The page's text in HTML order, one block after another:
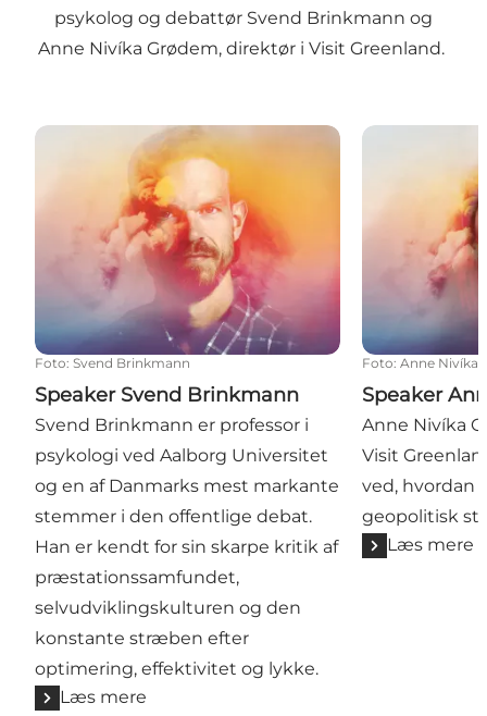
psykolog og debattør Svend Brinkmann og
Anne Nivíka Grødem, direktør i Visit Greenland.
Speaker Svend Brinkmann
Foto: Svend Brinkmann
Speaker Svend Brinkmann
Svend Brinkmann er professor i
psykologi ved Aalborg Universitet
og en af Danmarks mest markante
stemmer i den offentlige debat.
Han er kendt for sin skarpe kritik af
præstationssamfundet,
selvudviklingskulturen og den
konstante stræben efter
optimering, effektivitet og lykke.
Læs mere
Speaker
Foto: Anne Nivíka
Speaker
Anne Nivíka
Visit
ved, hvordan
geopolitisk
Læs mere